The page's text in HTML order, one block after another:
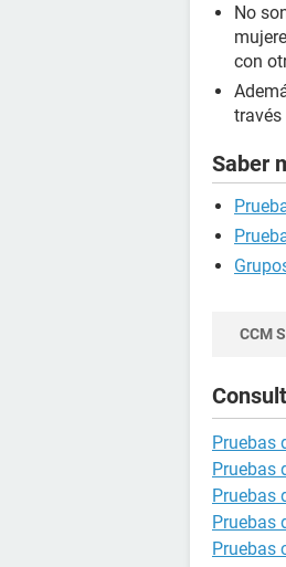
No
con
través
Saber
CCM
Pruebas
Pruebas
Pruebas
Pruebas
Pruebas